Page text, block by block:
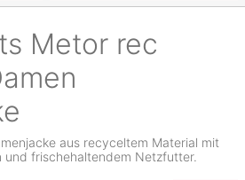
Metor rec
aus recyceltem Material mit
und frischehaltendem Netzfutter.